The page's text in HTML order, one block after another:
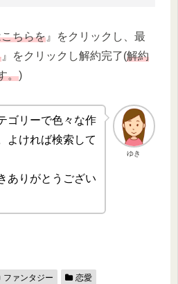
ちらを 』をクリックし、最
』をクリックし解約完了(解約
。)
ゆき
ゴリーで色々な作
よければ検索して
ありがとうござい
ファンタジー 恋愛